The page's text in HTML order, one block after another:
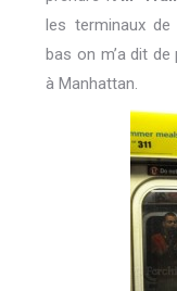
les terminaux de
bas on m’a dit
à Manhattan.